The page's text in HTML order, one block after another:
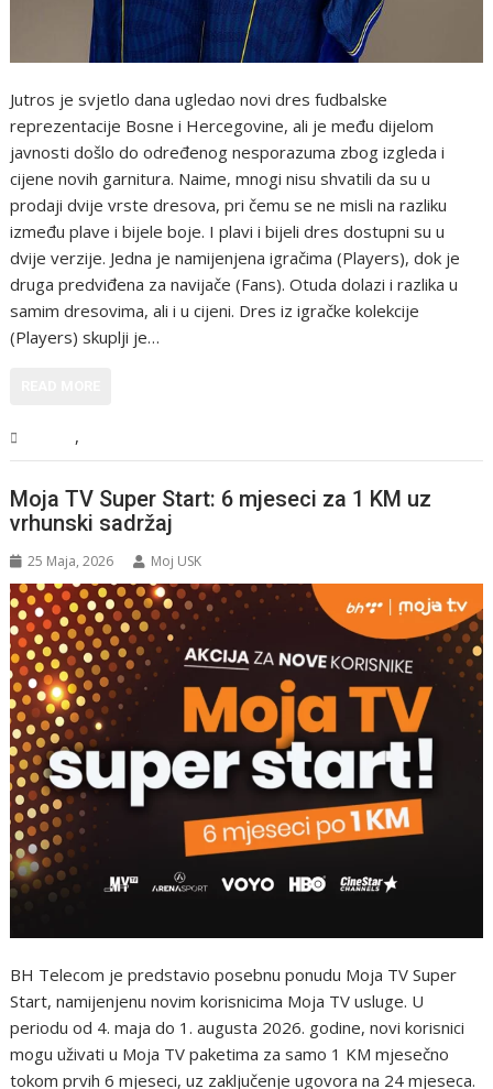
Jutros je svjetlo dana ugledao novi dres fudbalske
reprezentacije Bosne i Hercegovine, ali je među dijelom
javnosti došlo do određenog nesporazuma zbog izgleda i
cijene novih garnitura. Naime, mnogi nisu shvatili da su u
prodaji dvije vrste dresova, pri čemu se ne misli na razliku
između plave i bijele boje. I plavi i bijeli dres dostupni su u
dvije verzije. Jedna je namijenjena igračima (Players), dok je
druga predviđena za navijače (Fans). Otuda dolazi i razlika u
samim dresovima, ali i u cijeni. Dres iz igračke kolekcije
(Players) skuplji je…
,
Moja TV Super Start: 6 mjeseci za 1 KM uz
vrhunski sadržaj
25 Maja, 2026 Moj USK
BH Telecom je predstavio posebnu ponudu Moja TV Super
Start, namijenjenu novim korisnicima Moja TV usluge. U
periodu od 4. maja do 1. augusta 2026. godine, novi korisnici
mogu uživati u Moja TV paketima za samo 1 KM mjesečno
tokom prvih 6 mjeseci, uz zaključenje ugovora na 24 mjeseca.